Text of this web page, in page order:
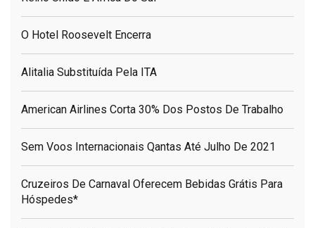
O Hotel Roosevelt Encerra
Alitalia Substituída Pela ITA
American Airlines Corta 30% Dos Postos De Trabalho
Sem Voos Internacionais Qantas Até Julho De 2021
Cruzeiros De Carnaval Oferecem Bebidas Grátis Para
Hóspedes*